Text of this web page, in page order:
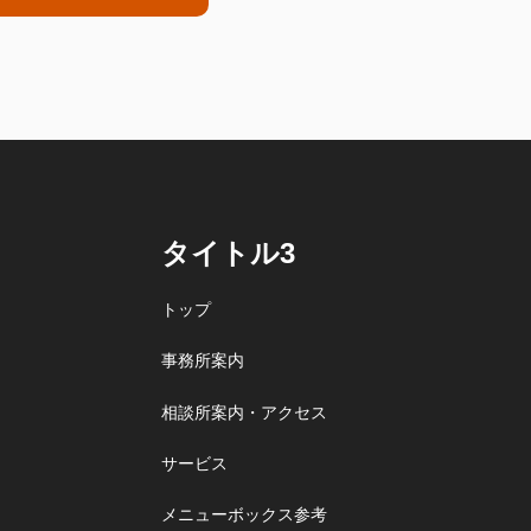
タイトル3
トップ
事務所案内
相談所案内・アクセス
サービス
メニューボックス参考